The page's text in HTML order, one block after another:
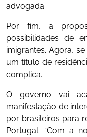
advogada.
Por fim, a
possibilidades de
imigrantes. Agora,
um título de
complica.
O governo vai
manifestação de
por brasileiros para
Portugal. “Com a